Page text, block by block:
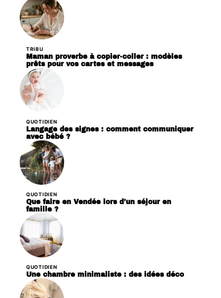
TRIBU
Maman proverbe à copier-coller : modèles
prêts pour vos cartes et messages
QUOTIDIEN
Langage des signes : comment communiquer
avec bébé ?
QUOTIDIEN
Que faire en Vendée lors d’un séjour en
famille ?
QUOTIDIEN
Une chambre minimaliste : des idées déco